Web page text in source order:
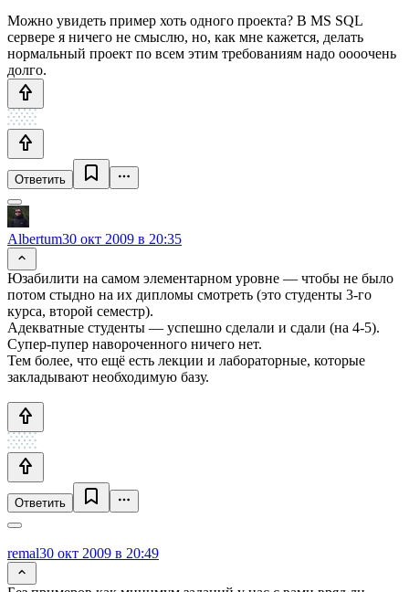
Можно увидеть пример хоть одного проекта? В MS SQL
сервере я ничего не смыслю, но, как мне кажется, делать
нормальный проект по всем этим требованиям надо оооочень
долго.
Ответить
Albertum30 окт 2009 в 20:35
Юзабилити на самом элементарном уровне — чтобы не было
потом стыдно на их дипломы смотреть (это студенты 3-го
курса, второй семестр).
Адекватные студенты — успешно сделали и сдали (на 4-5).
Супер-пупер навороченного ничего нет.
Тем более, что ещё есть лекции и лабораторные, которые
закладывают необходимую базу.
Ответить
remal30 окт 2009 в 20:49